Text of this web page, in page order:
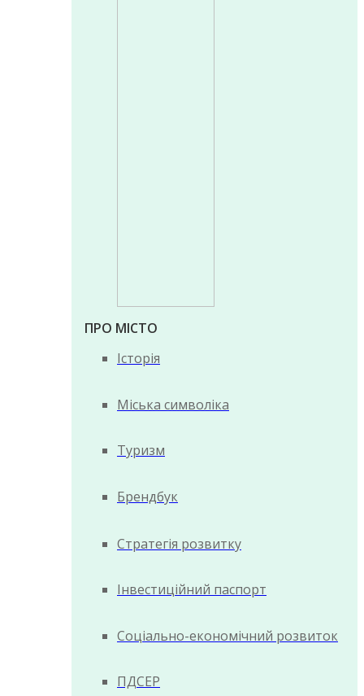
ПРО МІСТО
Історія
Міська символіка
Туризм
Брендбук
Стратегія розвитку
Інвестиційний паспорт
Соціально-економічний розвиток
ПДСЕР